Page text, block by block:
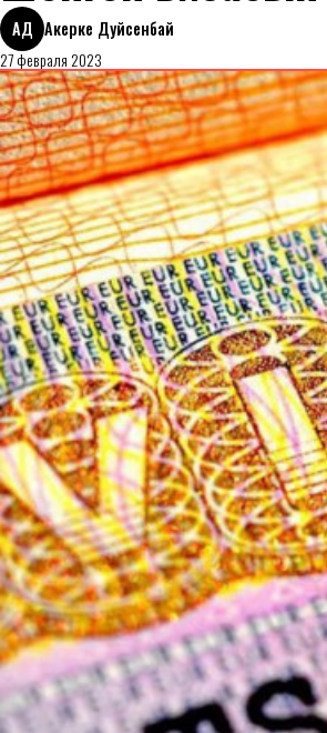
АД Акерке Дуйсенбай
27 февраля 2023